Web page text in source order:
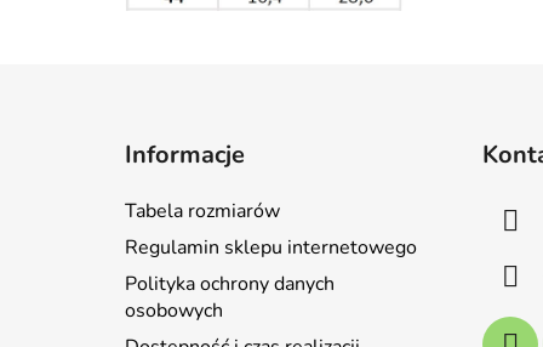
Informacje
Tabela rozmiarów
Regulamin sklepu internetowego
Polityka ochrony danych
osobowych